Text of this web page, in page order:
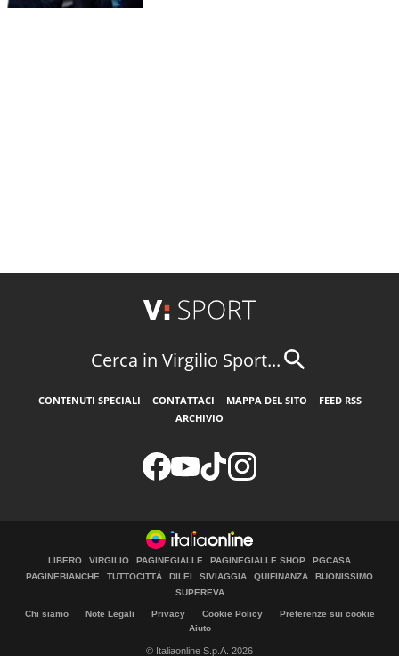
Cerca in Virgilio Sport...
CONTENUTI SPECIALI CONTATTACI MAPPA DEL SITO
FEED RSS
ARCHIVIO
LIBERO VIRGILIO PAGINEGIALLE PAGINEGIALLE SHOP
PGCASA
PAGINEBIANCHE
TUTTOCITTÀ DILEI SIVIAGGIA QUIFINANZA
BUONISSIMO
SUPEREVA
Chi siamo Note Legali Privacy Cookie Policy
Preferenze sui cookie
Aiuto
© Italiaonline S.p.A. 2026